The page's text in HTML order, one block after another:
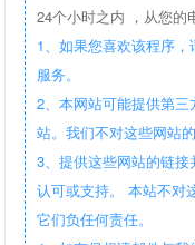
24个小时之内 ，从您的
1、如果您喜欢该程序
服务。
2、本网站可能提供第
站。我们不对这些网站
3、提供这些网站的链
认可或支持。 本站不对
它们负任何责任。